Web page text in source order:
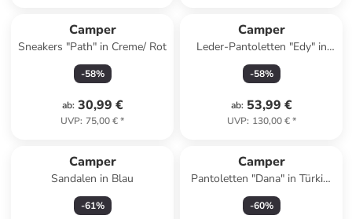
Camper
Sneakers "Path" in Creme/ Rot
-58%
ab: 30,99 €
UVP: 75,00 €*
Camper
Leder-Pantoletten "Edy" in
Hellbraun
-58%
ab: 53,99 €
UVP: 130,00 €*
Camper
Sandalen in Blau
-61%
Camper
Pantoletten "Dana" in Türkis/
Schwarz
-60%